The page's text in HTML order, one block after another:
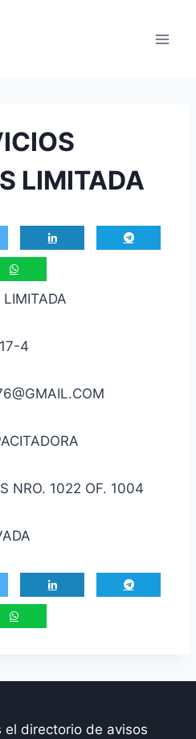
LIMITADA
4
NRO. 1022 OF. 1004
el directorio de avisos